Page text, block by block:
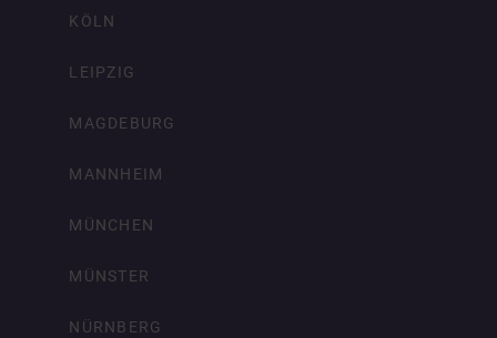
KÖLN
LEIPZIG
MAGDEBURG
MANNHEIM
MÜNCHEN
MÜNSTER
NÜRNBERG